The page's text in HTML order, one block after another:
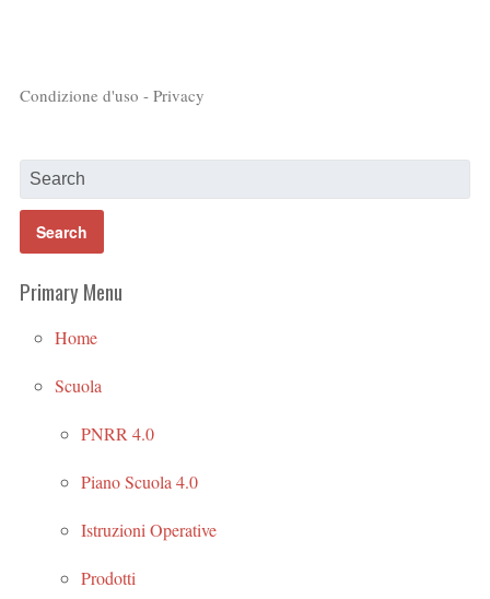
Condizione d'uso - Privacy
Primary Menu
Home
Scuola
PNRR 4.0
Piano Scuola 4.0
Istruzioni Operative
Prodotti